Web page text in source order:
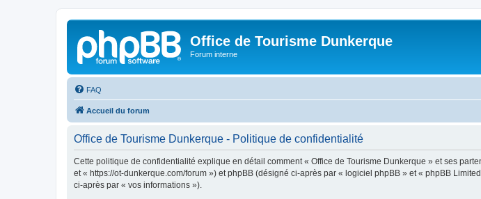
Office de Tourisme Dunkerque
Forum interne
FAQ
Accueil du forum
Office de Tourisme Dunkerque - Politique de confidentialité
Cette politique de confidentialité explique en détail comment « Office de Tourisme Dunkerque » et ses
et « https://ot-dunkerque.com/forum ») et phpBB (désigné ci-après par « logiciel phpBB » et « phpBB
ci-après par « vos informations »).